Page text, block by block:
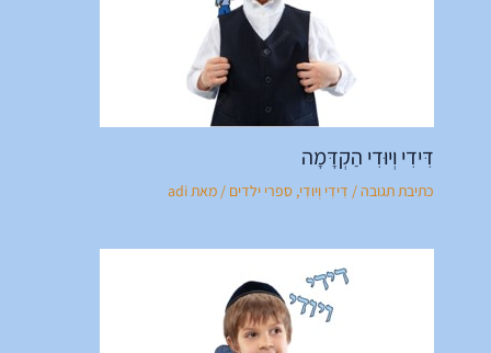
דִּידִי וְיוּדִי הַקְדָּמָה
כתיבת תגובה/ דִּידִי וְיוּדִי, ספרי ילדים / מאתadi